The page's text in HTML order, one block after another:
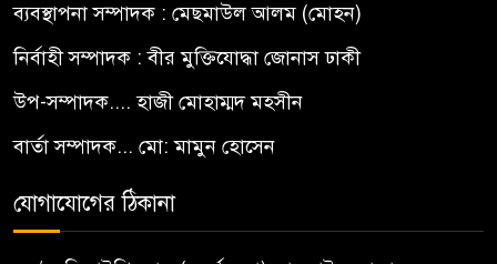
ব্যবস্থাপনা সম্পাদক : মেছমাউল আলম (মোহন)
নির্বাহী সম্পাদক : বীর মুক্তিযোদ্ধা জোনাস ঢাকী
উপ-সম্পাদক.... হাজী মোহাম্মদ মহসীন
বার্তা সম্পাদক... মো: মামুন হোসেন
যোগাযোগের ঠিকানা